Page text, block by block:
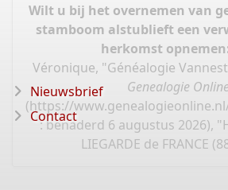
Wilt u bij het overnemen van
stamboom alstublieft een
herkomst
Véronique, "Généalogie
Genealogie Online
(https://
: benaderd 6 augustus 2026),
LIEGARDE de FRANCE
Nieuwsbrief
Contact